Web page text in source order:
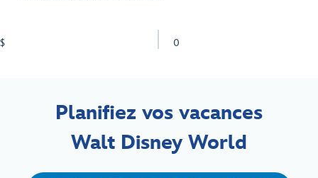
$ 0
Planifiez vos vacances
Walt Disney World